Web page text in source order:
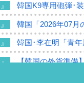
韓国K9専用砲弾･
韓国「2026年07月
韓国･李在明「青
【韓国の外貨準備